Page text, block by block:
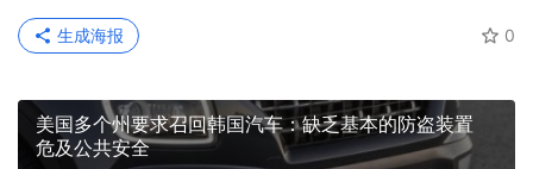
0
生成海报
美国多个州要求召回韩国汽车：缺乏基本的防盗装置
危及公共安全